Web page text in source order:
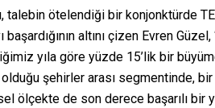
talebin ötelendiği bir konjonktürde
altını çizen Evren
yıla göre yüzde 15’lik bir
şehirler arası segmentinde,
ölçekte de son derece başarılı bir